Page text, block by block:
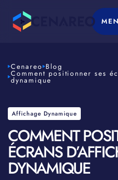
Cenareo Blog
Comment positionner ses
dynamique
Affichage Dynamique
COMMENT
ÉCRANS
DYNAMIQUE